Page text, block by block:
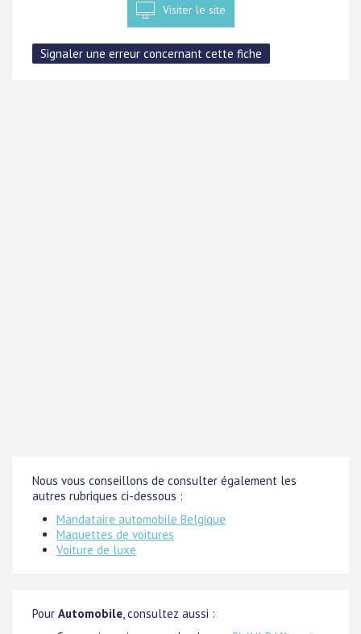
Visiter le site
Nous vous conseillons de consulter également les
autres rubriques ci-dessous :
Mandataire automobile Belgique
Maquettes de voitures
Voiture de luxe
Pour Automobile, consultez aussi :